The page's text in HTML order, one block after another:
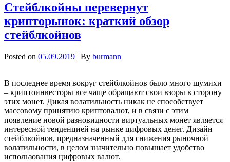
Стейблкойны перевернут
крипторынок: краткий обзор
стейблкойнов
Posted on 05.09.2019 | By burmann
В последнее время вокруг стейблкойнов было много шумихи
– криптоинвесторы все чаще обращают свои взоры в сторону
этих монет. Дикая волатильность никак не способствует
массовому принятию криптовалют, и в связи с этим
появление новой разновидности виртуальных монет является
интересной тенденцией на рынке цифровых денег. Дизайн
стейблкойнов, предназначенный для снижения рыночной
волатильности, в целом значительно повышает удобство
использования цифровых валют.